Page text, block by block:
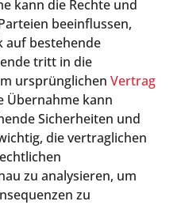
kann die Rechte und
beeinflussen,
auf bestehende
tritt in die
ursprünglichen Vertrag
Übernahme kann
Sicherheiten und
die vertraglichen
zu analysieren, um
zu